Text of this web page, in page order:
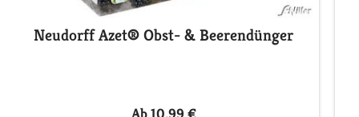
Neudorff Azet® Obst- & Beerendünger